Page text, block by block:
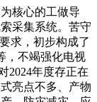
核心的工做导
采集系统。苦守
求，初步构成了
，不竭强化电视
2024年度存正在
亮点不多、产物